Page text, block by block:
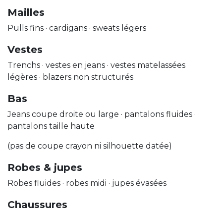
Mailles
Pulls fins · cardigans · sweats légers
Vestes
Trenchs · vestes en jeans · vestes matelassées
légères · blazers non structurés
Bas
Jeans coupe droite ou large · pantalons fluides ·
pantalons taille haute
(pas de coupe crayon ni silhouette datée)
Robes & jupes
Robes fluides · robes midi · jupes évasées
Chaussures